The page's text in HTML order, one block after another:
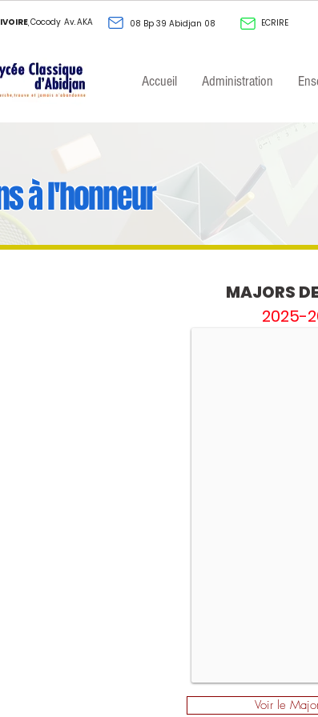
, Cocody Av. AKA 08 Bp 39 Abidjan 08 ECRIRE
à l'honneur
MAJORS
2025-
ABY
JUNIOR
Voir le
Accueil Administration